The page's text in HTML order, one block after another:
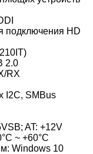
подключения HD
2.0
RX
I2C, SMBus
AT: +12V
~ +60°C
Windows 10